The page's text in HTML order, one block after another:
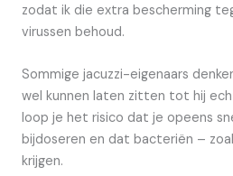
zodat ik die extra bescherming
virussen behoud.
Sommige jacuzzi-eigenaars
wel kunnen laten zitten tot hij
loop je het risico dat je opeens
bijdoseren en dat bacteriën –
krijgen.